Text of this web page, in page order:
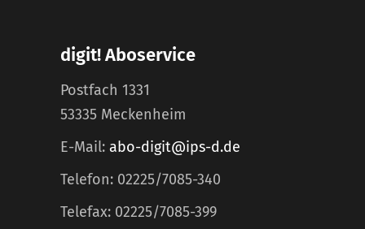
digit! Aboservice
Postfach 1331
53335 Meckenheim
E-Mail: abo-digit@ips-d.de
Telefon: 02225/7085-340
Telefax: 02225/7085-399